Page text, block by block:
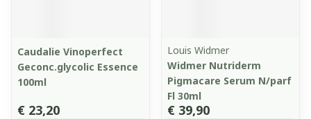
Caudalie Vinoperfect
Geconc.glycolic Essence
100ml
€ 23,20
Louis Widmer
Widmer Nutriderm
Pigmacare Serum N/parf
Fl 30ml
€ 39,90